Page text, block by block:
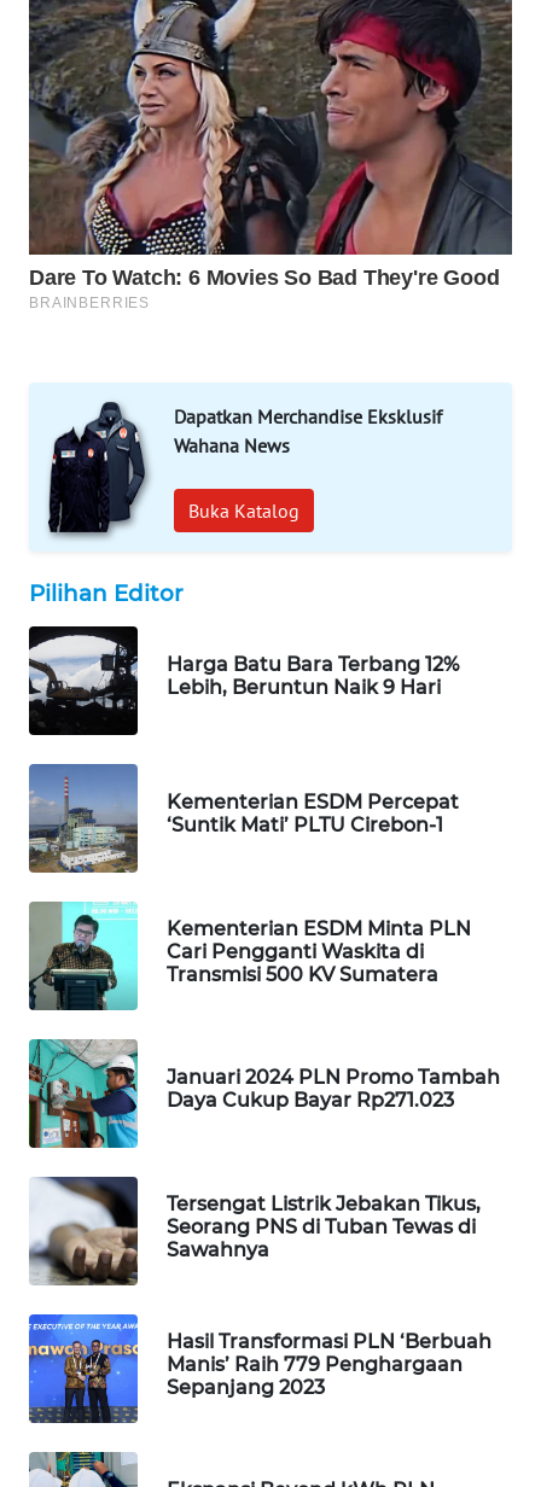
Dapatkan Merchandise Eksklusif
Wahana News
Buka Katalog
Pilihan Editor
Harga Batu Bara Terbang 12%
Lebih, Beruntun Naik 9 Hari
Kementerian ESDM Percepat
‘Suntik Mati’ PLTU Cirebon-1
Kementerian ESDM Minta PLN
Cari Pengganti Waskita di
Transmisi 500 KV Sumatera
Januari 2024 PLN Promo Tambah
Daya Cukup Bayar Rp271.023
Tersengat Listrik Jebakan Tikus,
Seorang PNS di Tuban Tewas di
Sawahnya
Hasil Transformasi PLN ‘Berbuah
Manis’ Raih 779 Penghargaan
Sepanjang 2023
ALPERKLINAS
FORJASIDA
TAMBANG
NEWS
SITUNGIR
NEWS
SIBARAGAS
NEWS
METRO
SIANTAR
METRO
MEDAN
NEWS
JAKARTA
NEWS
KRT
KARING
NEWS
JURNAL
MARITIM
HUMBANG
NEWS
GARONGGANG
NEWS
ID
ENERGI
NEWS